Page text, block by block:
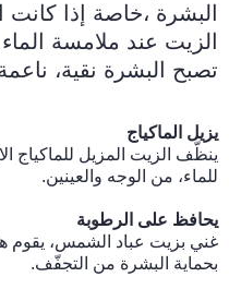
البشرة ،خاصة إذا
الزيت عند ملامسة
تصبح البشرة نقية،
يزيل الماكياج
ينظّف الزيت المزيل للماكياج
للماء، من الوجه والعينين.
يحافظ على الرطوبة
غني بزيت عباد الشمس، يقوم
بحماية البشرة من التجفّف.